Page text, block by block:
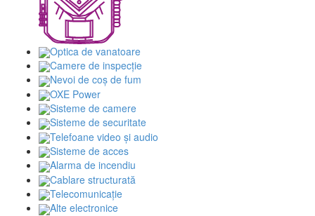
Optica de vanatoare
Camere de inspecție
Nevoi de coș de fum
OXE Power
Sisteme de camere
Sisteme de securitate
Telefoane video și audio
Sisteme de acces
Alarma de incendiu
Cablare structurată
Telecomunicaţie
Alte electronice